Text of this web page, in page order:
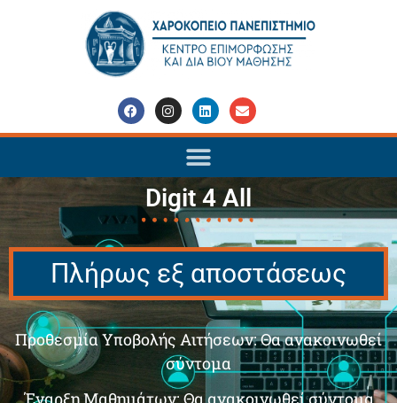
Digit 4 All
Πλήρως εξ αποστάσεως
Προθεσμία Υποβολής Αιτήσεων: Θα ανακοινωθεί
σύντομα